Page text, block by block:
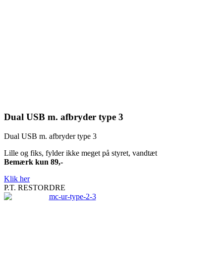
Dual USB m. afbryder type 3
Dual USB m. afbryder type 3
Lille og fiks, fylder ikke meget på styret, vandtæt
Bemærk kun 89,-
Klik her
P.T. RESTORDRE